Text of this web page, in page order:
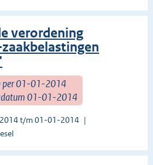
verordening
per 01-01-2014
01-01-2014
t/m 01-01-2014